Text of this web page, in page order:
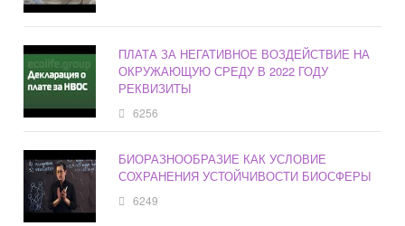
ПЛАТА ЗА НЕГАТИВНОЕ ВОЗДЕЙСТВИЕ НА
ОКРУЖАЮЩУЮ СРЕДУ В 2022 ГОДУ
РЕКВИЗИТЫ
6256
БИОРАЗНООБРАЗИЕ КАК УСЛОВИЕ
СОХРАНЕНИЯ УСТОЙЧИВОСТИ БИОСФЕРЫ
6249